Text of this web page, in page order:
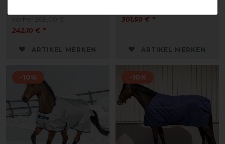
242,10 € *
ARTIKEL MERKEN
301,50 € *
ARTIKEL MERKEN
-10% -10%